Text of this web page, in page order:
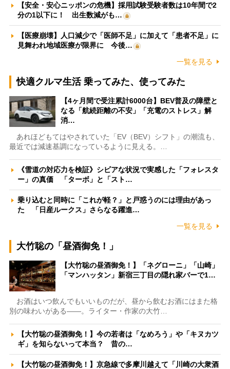
【安全・安心ニッポンの危機】採用試験受験者数は10年間で2
分の1以下に！ 出生数減がも…
【医療崩壊】人口減少で「医師不足」に加えて「患者不足」に
見舞われ地域医療が限界に 今後…
一覧を見る
快適クルマ生活 乗ってみた、使ってみた
【4ヶ月間で受注累計6000台】BEV普及の障壁と
なる「航続距離の不安」「充電のストレス」解
消…
あれほどもてはやされていた「EV（BEV）シフト」の潮流も、
最近では減速基調になっているように見える。…
《雪道の対応力を検証》シビアな状況で実感した「フォレスタ
ー」の真価 「ターボ」と「スト…
乗り込むと同時に「これが軽？」と戸惑うのには理由があっ
た 「日産ルークス」さらなる躍進…
一覧を見る
大竹聡の「昼酒御免！」
【大竹聡の昼酒御免！】「ネグローニ」「山崎」
「マンハッタン」新宿三丁目の隠れ家バーで1…
お酒はいつ飲んでもいいものだが、昼から飲むお酒にはまた格
別の味わいがある――。ライター・作家の大竹…
【大竹聡の昼酒御免！】今の若者は「なめろう」や「キヌカツ
ギ」を知らないって本当？ 昔の…
【大竹聡の昼酒御免！】京急線で多摩川越えて「川崎の大衆酒